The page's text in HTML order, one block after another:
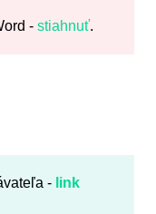
- stiahnuť.
- link